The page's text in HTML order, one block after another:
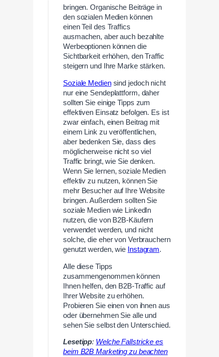
bringen. Organische Beiträge in
den sozialen Medien können
einen Teil des Traffics
ausmachen, aber auch bezahlte
Werbeoptionen können die
Sichtbarkeit erhöhen, den Traffic
steigern und Ihre Marke stärken.
Soziale Mediensind jedoch nicht
nur eine Sendeplattform, daher
sollten Sie einige Tipps zum
effektiven Einsatz befolgen. Es ist
zwar einfach, einen Beitrag mit
einem Link zu veröffentlichen,
aber bedenken Sie, dass dies
möglicherweise nicht so viel
Traffic bringt, wie Sie denken.
Wenn Sie lernen, soziale Medien
effektiv zu nutzen, können Sie
mehr Besucher auf Ihre Website
bringen. Außerdem sollten Sie
soziale Medien wie LinkedIn
nutzen, die von B2B-Käufern
verwendet werden, und nicht
solche, die eher von Verbrauchern
genutzt werden, wie Instagram.
Alle diese Tipps
zusammengenommen können
Ihnen helfen, den B2B-Traffic auf
Ihrer Website zu erhöhen.
Probieren Sie einen von ihnen aus
oder übernehmen Sie alle und
sehen Sie selbst den Unterschied.
Lesetipp: Welche Fallstricke es
beim B2B Marketing zu beachten